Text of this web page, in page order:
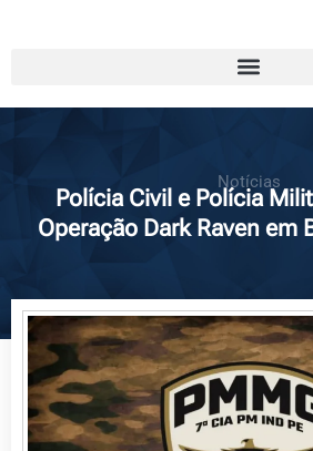
Notícias
Polícia Civil e Polícia
Operação Dark Raven em